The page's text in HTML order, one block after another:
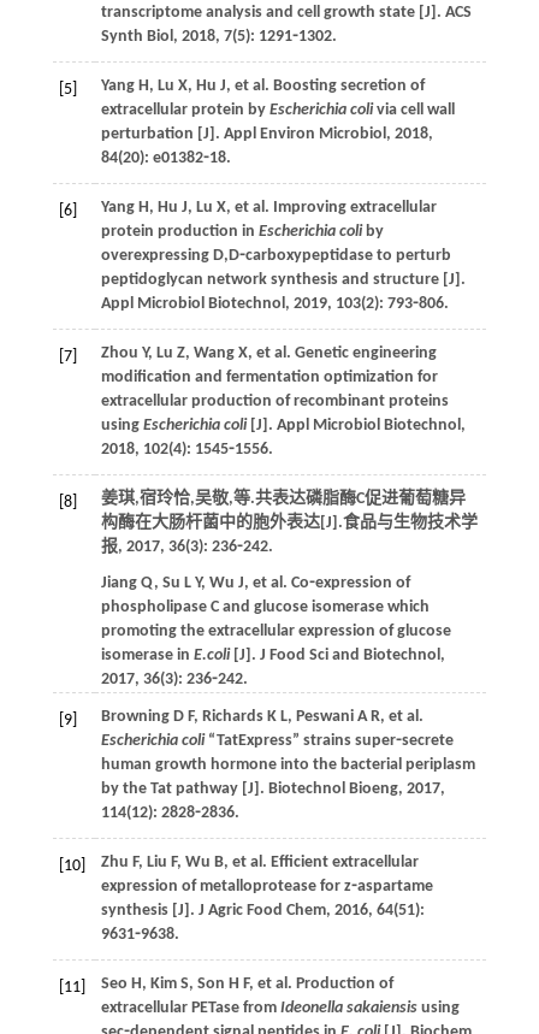
transcriptome analysis and cell growth state [J]. ACS
Synth Biol, 2018, 7(5): 1291⁃1302.
[5] Yang H, Lu X, Hu J, et al. Boosting secretion of
extracellular protein by Escherichia colivia cell wall
perturbation [J]. Appl Environ Microbiol, 2018,
84(20): e01382⁃18.
[6] Yang H, Hu J, Lu X, et al. Improving extracellular
protein production in Escherichia coliby
overexpressing D,D⁃carboxypeptidase to perturb
peptidoglycan network synthesis and structure [J].
Appl Microbiol Biotechnol, 2019, 103(2): 793⁃806.
[7] Zhou Y, Lu Z, Wang X, et al. Genetic engineering
modification and fermentation optimization for
extracellular production of recombinant proteins
using Escherichia coli[J]. Appl Microbiol Biotechnol,
2018, 102(4): 1545⁃1556.
[8] 姜琪,宿玲恰,吴敬,等.共表达磷脂酶C促进葡萄糖异
构酶在大肠杆菌中的胞外表达[J].食品与生物技术学
报, 2017, 36(3): 236⁃242.
Jiang Q, Su L Y, Wu J, et al. Co⁃expression of
phospholipase C and glucose isomerase which
promoting the extracellular expression of glucose
isomerase in E.coli[J]. J Food Sci and Biotechnol,
2017, 36(3): 236⁃242.
[9] Browning D F, Richards K L, Peswani A R, et al.
Escherichia coli“TatExpress” strains super⁃secrete
human growth hormone into the bacterial periplasm
by the Tat pathway [J]. Biotechnol Bioeng, 2017,
114(12): 2828⁃2836.
[10] Zhu F, Liu F, Wu B, et al. Efficient extracellular
expression of metalloprotease for z⁃aspartame
synthesis [J]. J Agric Food Chem, 2016, 64(51):
9631⁃9638.
[11] Seo H, Kim S, Son H F, et al. Production of
extracellular PETase from Ideonella sakaiensisusing